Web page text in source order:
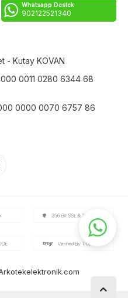
Whatsapp Destek
902122521340
- Kutay KOVAN
0011 0280 6344 68
0000 0070 6757 86